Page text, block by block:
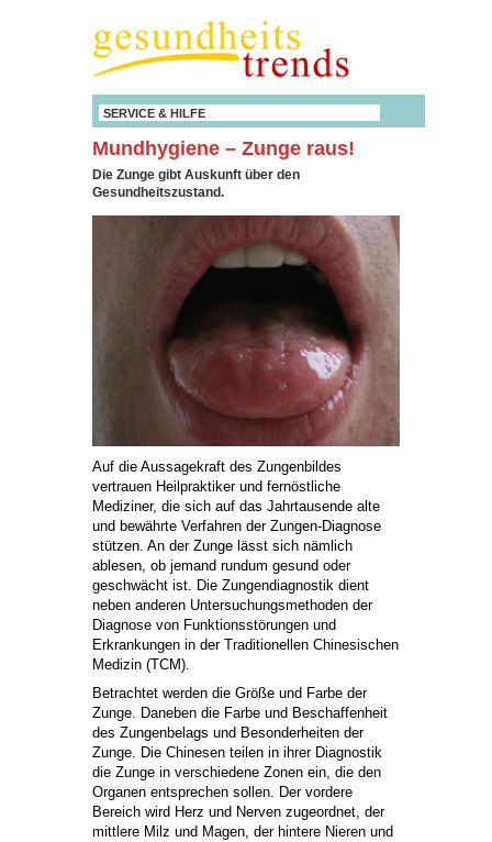
SERVICE & HILFE
Mundhygiene – Zunge raus!
Die Zunge gibt Auskunft über den
Gesundheitszustand.
Auf die Aussagekraft des Zungenbildes
vertrauen Heilpraktiker und fernöstliche
Mediziner, die sich auf das Jahrtausende alte
und bewährte Verfahren der Zungen-Diagnose
stützen. An der Zunge lässt sich nämlich
ablesen, ob jemand rundum gesund oder
geschwächt ist. Die Zungendiagnostik dient
neben anderen Untersuchungsmethoden der
Diagnose von Funktionsstörungen und
Erkrankungen in der Traditionellen Chinesischen
Medizin (TCM).
Betrachtet werden die Größe und Farbe der
Zunge. Daneben die Farbe und Beschaffenheit
des Zungenbelags und Besonderheiten der
Zunge. Die Chinesen teilen in ihrer Diagnostik
die Zunge in verschiedene Zonen ein, die den
Organen entsprechen sollen. Der vordere
Bereich wird Herz und Nerven zugeordnet, der
mittlere Milz und Magen, der hintere Nieren und